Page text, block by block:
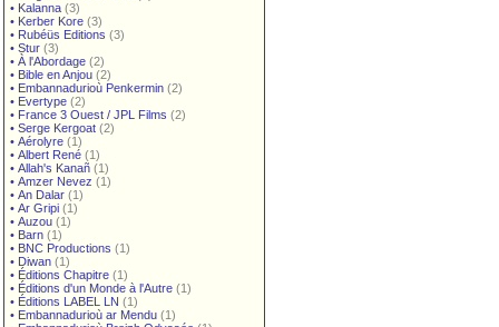
• Kalanna (3)
• Kerber Kore (3)
• Rubéüs Editions (3)
• Stur (3)
• À l'Abordage (2)
• Bible en Anjou (2)
• Embannadurioù Penkermin (2)
• Evertype (2)
• France 3 Ouest / JPL Films (2)
• Serge Kergoat (2)
• Aérolyre (1)
• Albert René (1)
• Allah's Kanañ (1)
• Amzer Nevez (1)
• An Dalar (1)
• Ar Gripi (1)
• Auzou (1)
• Barn (1)
• BNC Productions (1)
• Diwan (1)
• Éditions Chapitre (1)
• Éditions d'un Monde à l'Autre (1)
• Éditions LABEL LN (1)
• Embannadurioù ar Mendu (1)